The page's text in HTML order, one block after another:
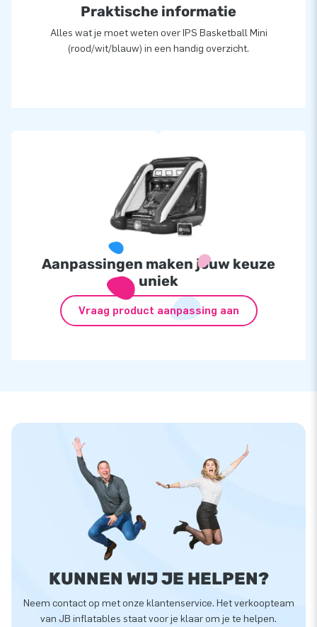
Praktische informatie
Alles wat je moet weten over IPS Basketball Mini
(rood/wit/blauw) in een handig overzicht.
Aanpassingen maken jouw keuze
uniek
Vraag product aanpassing aan
KUNNEN WIJ JE HELPEN?
Neem contact op met onze klantenservice. Het verkoopteam
van JB inflatables staat voor je klaar om je te helpen.